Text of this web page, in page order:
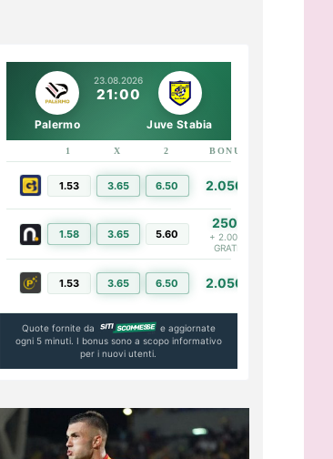
23.08.2026
21:00
Palermo Juve Stabia
1 X 2 BONUS
1.53 3.65 6.50 2.050€
1.58 3.65 5.60
250€
+ 2.000€
GRATIS
1.53 3.65 6.50 2.050€
Quote fornite da
e aggiornate
ogni 5 minuti. I bonus sono a scopo informativo
per i nuovi utenti.